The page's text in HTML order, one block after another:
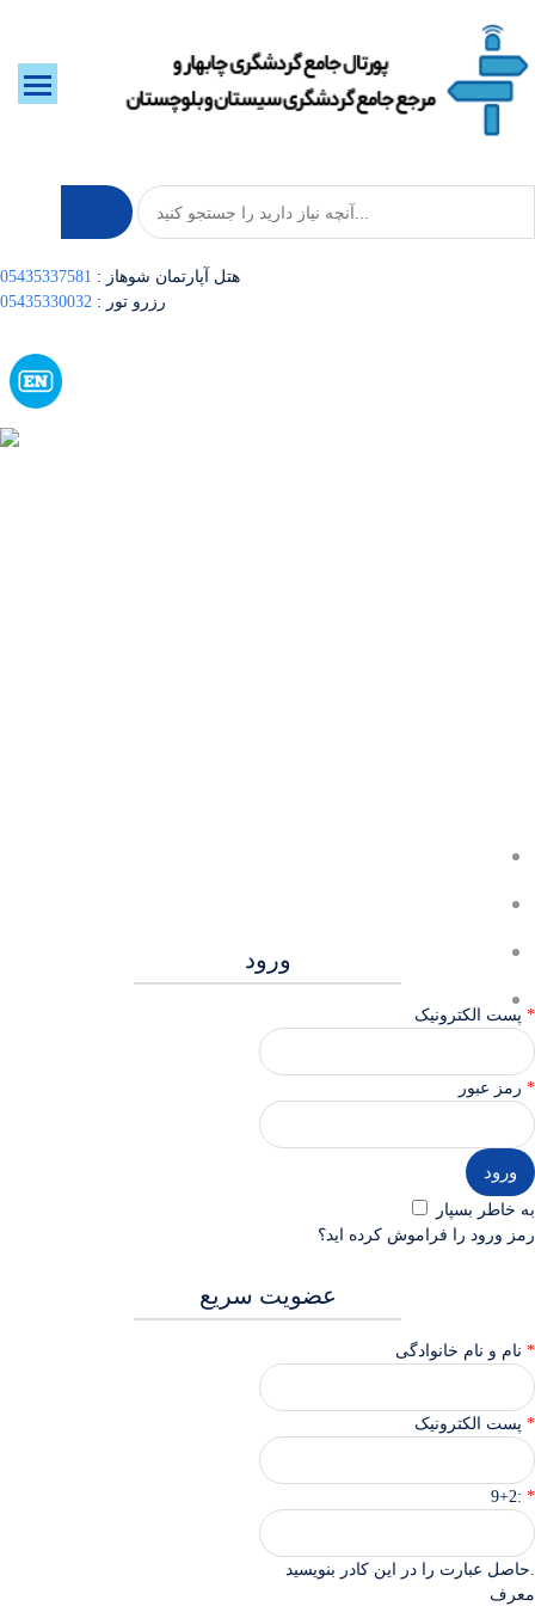
05435337581
: هتل آپارتمان شوهاز
05435330032
: رزرو تور
ورود
پست الکترونیک
رمز عبور
به خاطر بسپار
رمز ورود را فراموش كرده ايد؟
عضویت سريع
9+2:
حاصل عبارت را در این کادر بنویسید.
معرف